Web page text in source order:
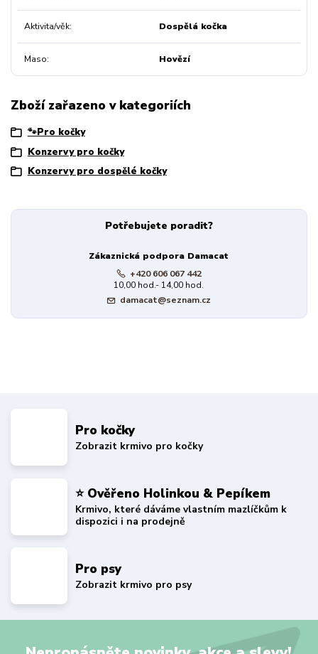
Aktivita/věk Dospělá kočka
Maso Hovězí
Zboží zařazeno v kategoriích
🐾Pro kočky
Konzervy pro kočky
Konzervy pro dospělé kočky
Potřebujete poradit?
Zákaznická podpora Damacat
+420 606 067 442
10,00 hod.- 14,00 hod.
damacat@seznam.cz
Pro kočky
Zobrazit krmivo pro kočky
⭐ Ověřeno Holinkou & Pepíkem
Krmivo, které dáváme vlastním mazlíčkům k
dispozici i na prodejně
Pro psy
Zobrazit krmivo pro psy